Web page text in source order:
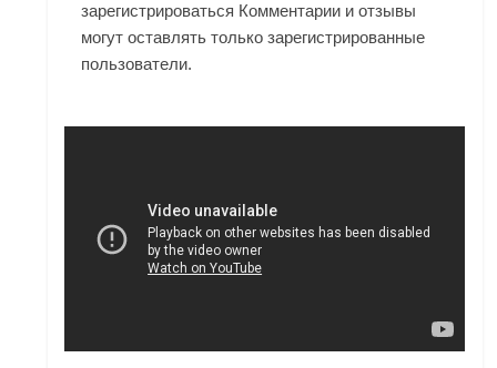
зарегистрироваться Комментарии и отзывы
могут оставлять только зарегистрированные
пользователи.